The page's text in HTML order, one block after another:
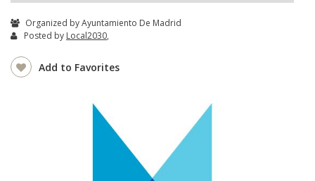
Organized by Ayuntamiento De Madrid
Posted by Local2030,
Add to Favorites